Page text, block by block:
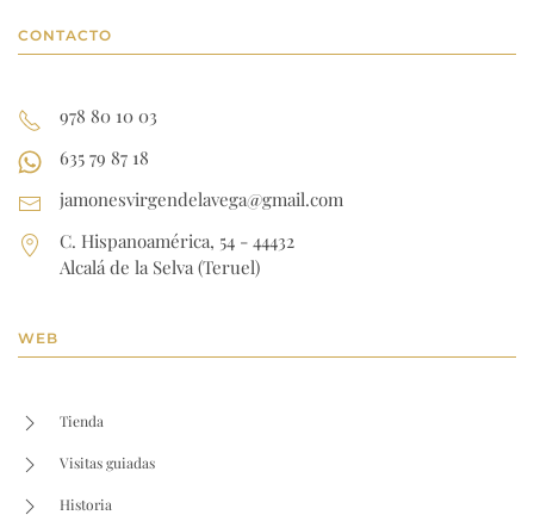
CONTACTO
978 80 10 03
635 79 87 18
jamonesvirgendelavega@gmail.com
C. Hispanoamérica, 54 - 44432
Alcalá de la Selva (Teruel)
WEB
Tienda
Visitas guiadas
Historia